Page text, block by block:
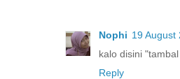
Nophi 19 August
kalo disini
Reply